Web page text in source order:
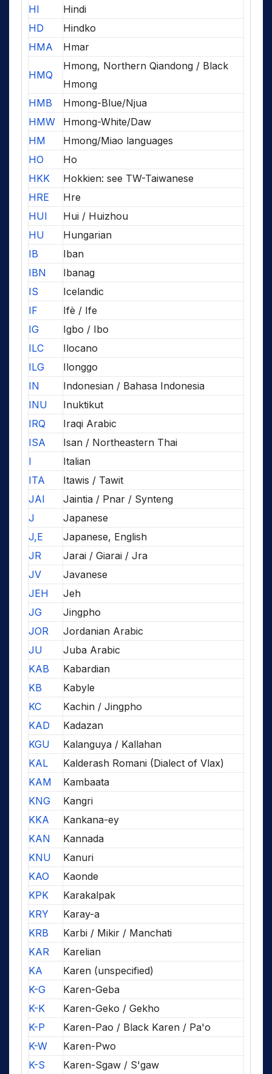
HI
Hindi
HD
Hindko
HMA
Hmar
HMQ
Hmong, Northern Qiandong / Black
Hmong
HMB
Hmong-Blue/Njua
HMW
Hmong-White/Daw
HM
Hmong/Miao languages
HO
Ho
HKK
Hokkien: see TW-Taiwanese
HRE
Hre
HUI
Hui / Huizhou
HU
Hungarian
IB
Iban
IBN
Ibanag
IS
Icelandic
IF
Ifè / Ife
IG
Igbo / Ibo
ILC
Ilocano
ILG
Ilonggo
IN
Indonesian / Bahasa Indonesia
INU
Inuktikut
IRQ
Iraqi Arabic
ISA
Isan / Northeastern Thai
I
Italian
ITA
Itawis / Tawit
JAI
Jaintia / Pnar / Synteng
J
Japanese
J,E
Japanese, English
JR
Jarai / Giarai / Jra
JV
Javanese
JEH
Jeh
JG
Jingpho
JOR
Jordanian Arabic
JU
Juba Arabic
KAB
Kabardian
KB
Kabyle
KC
Kachin / Jingpho
KAD
Kadazan
KGU
Kalanguya / Kallahan
KAL
Kalderash Romani (Dialect of Vlax)
KAM
Kambaata
KNG
Kangri
KKA
Kankana-ey
KAN
Kannada
KNU
Kanuri
KAO
Kaonde
KPK
Karakalpak
KRY
Karay-a
KRB
Karbi / Mikir / Manchati
KAR
Karelian
KA
Karen (unspecified)
K-G
Karen-Geba
K-K
Karen-Geko / Gekho
K-P
Karen-Pao / Black Karen / Pa'o
K-W
Karen-Pwo
K-S
Karen-Sgaw / S'gaw